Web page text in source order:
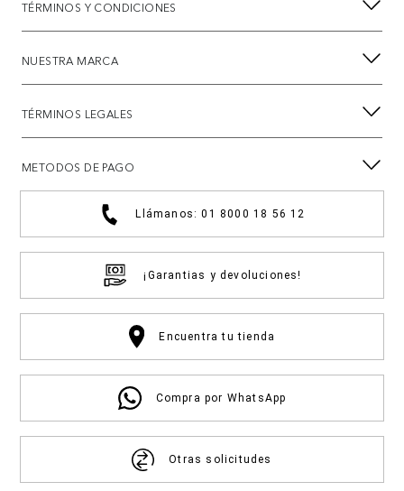
TÉRMINOS Y CONDICIONES
NUESTRA MARCA
TÉRMINOS LEGALES
METODOS DE PAGO
Llámanos: 01 8000 18 56 12
¡Garantias y devoluciones!
Encuentra tu tienda
Compra por WhatsApp
Otras solicitudes